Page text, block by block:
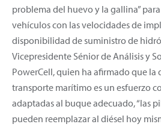
problema del huevo y la gallina”
vehículos con las velocidades de
disponibilidad de suministro de
Vicepresidente Sénior de Análisis y
PowerCell, quien ha afirmado que la
transporte marítimo es un esfuerzo
adaptadas al buque adecuado, “las
pueden reemplazar al diésel hoy